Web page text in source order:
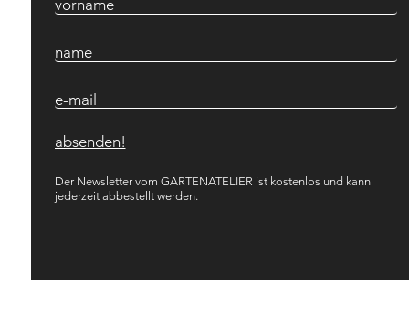
vorname
name
e-mail
Der Newsletter vom GARTENATELIER ist kostenlos und kann
jederzeit abbestellt werden.